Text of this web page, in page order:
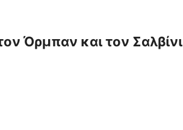
Όρμπαν και τον Σαλβίνι